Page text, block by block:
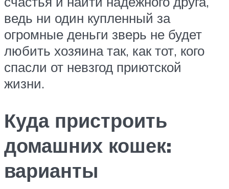
ведь ни один купленный за
огромные деньги зверь не будет
любить хозяина так, как тот, кого
спасли от невзгод приютской
жизни.
Куда пристроить
домашних кошек:
варианты